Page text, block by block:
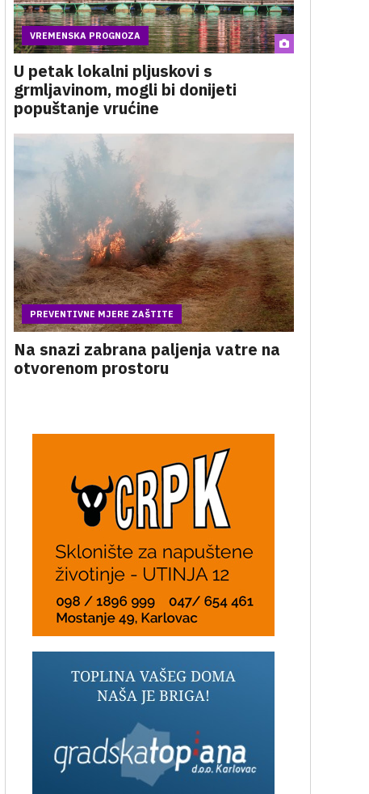
VREMENSKA PROGNOZA
U petak lokalni pljuskovi s
grmljavinom, mogli bi donijeti
popuštanje vrućine
PREVENTIVNE MJERE ZAŠTITE
Na snazi zabrana paljenja vatre na
otvorenom prostoru